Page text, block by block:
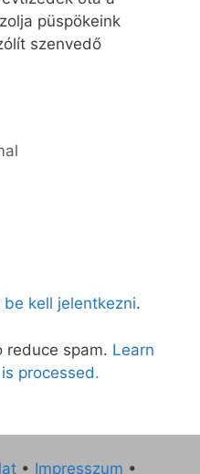
püspökeink
szenvedő
be kell jelentkezni.
reduce spam. Learn
processed.
• Impresszum •